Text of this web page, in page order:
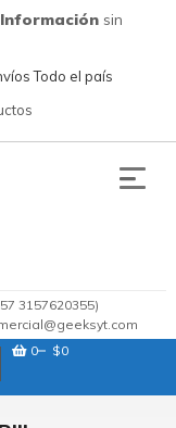
Información sin
Todo el país
3157620355)
0
$0